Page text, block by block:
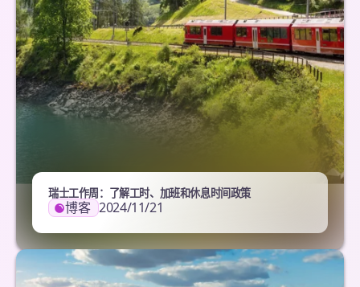
瑞士工作周：了解工时、加班和休息时间政策
博客 2024/11/21